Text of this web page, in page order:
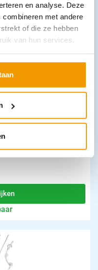
en analyse. Deze
met andere
of die ze hebben
van hun services.